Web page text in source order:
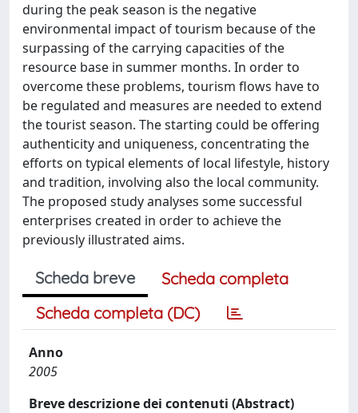
during the peak season is the negative
environmental impact of tourism because of the
surpassing of the carrying capacities of the
resource base in summer months. In order to
overcome these problems, tourism flows have to
be regulated and measures are needed to extend
the tourist season. The starting could be offering
authenticity and uniqueness, concentrating the
efforts on typical elements of local lifestyle, history
and tradition, involving also the local community.
The proposed study analyses some successful
enterprises created in order to achieve the
previously illustrated aims.
Scheda breve
Scheda completa
Scheda completa (DC)
Anno
2005
Breve descrizione dei contenuti (Abstract)